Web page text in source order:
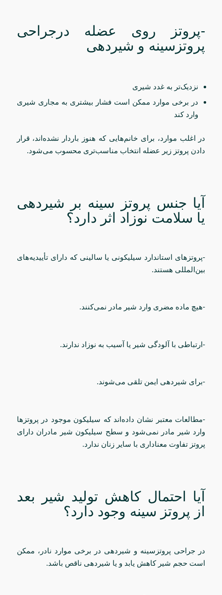
-پروتز روی عضله درجراحی
پروتزسینه و شیردهی
نزدیک‌تر به غدد شیری
در برخی موارد ممکن است فشار بیشتری به مجاری شیری
وارد کند
در اغلب موارد، برای خانم‌هایی که هنوز باردار نشده‌اند، قرار
دادن پروتز زیر عضله انتخاب مناسب‌تری محسوب می‌شود.
آیا جنس پروتز سینه بر شیردهی
یا سلامت نوزاد اثر دارد؟
-پروتزهای استاندارد سیلیکونی یا سالینی که دارای تأییدیه‌های
بین‌المللی هستند.
-هیچ ماده مضری وارد شیر مادر نمی‌کنند.
-ارتباطی با آلودگی شیر یا آسیب به نوزاد ندارند.
-برای شیردهی ایمن تلقی می‌شوند.
-مطالعات معتبر نشان داده‌اند که سیلیکون موجود در پروتزها
وارد شیر مادر نمی‌شود و سطح سیلیکون شیر مادران دارای
پروتز تفاوت معناداری با سایر زنان ندارد.
آیا احتمال کاهش تولید شیر بعد
از پروتز سینه وجود دارد؟
در جراحی پروتزسینه و شیردهی در برخی موارد نادر، ممکن
است حجم شیر کاهش یابد و یا شیردهی ناقص باشد.